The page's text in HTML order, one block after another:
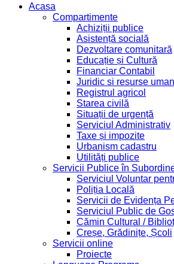
Acasa
Compartimente
Achiziții publice
Asistență socială
Dezvoltare comunitară
Educație și Cultură
Financiar Contabil
Juridic si resurse
Registrul agricol
Starea civilă
Situații de urgență
Serviciul Administrativ
Taxe și impozite
Urbanism cadastru
Utilități publice
Servicii Publice în
Serviciul Voluntar
Poliția Locală
Servicii de Evidența
Serviciul Public de
Cămin Cultural /
Creșe, Grădinițe, Școli
Servicii online
Proiecte